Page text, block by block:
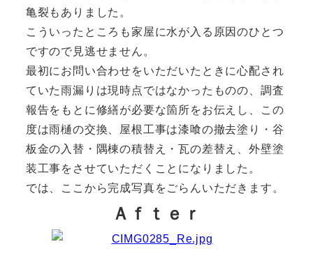
亀裂もありました。
こういったところも家屋に水が入る原因のひとつ
ですので見逃せません。
最初にお問い合わせをいただいたときに心配され
ていた雨漏りは現時点ではなかったものの、調査
報告をもとに修繕が必要な箇所をお伝えし、この
度は雨樋の交換、屋根工事は漆喰の撤去塗り・谷
板金の入替・隅棟の積替え・瓦の差替え、外壁塗
装工事をさせていただくことになりました。
では、ここから完成写真をごらんいただきます。
Ａｆｔｅｒ